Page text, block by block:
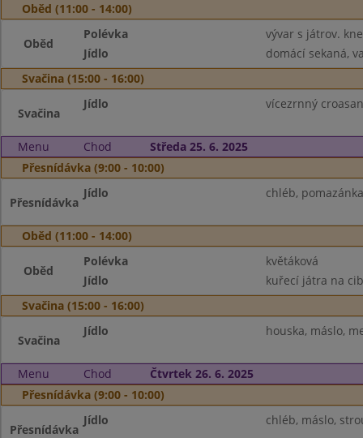
Oběd (11:00 - 14:00)
Oběd
Polévka
vývar s játrov.
Jídlo
domácí sekaná,
Svačina (15:00 - 16:00)
Svačina
Jídlo vícezrnný
Menu Chod
Středa 25. 6. 2025
Přesnídávka (9:00 - 10:00)
Přesnídávka
Jídlo chléb,
Oběd (11:00 - 14:00)
Oběd
Polévka
květáková
Jídlo
kuřecí játra na
Svačina (15:00 - 16:00)
Svačina
Jídlo houska, máslo,
Menu Chod
Čtvrtek 26. 6. 2025
Přesnídávka (9:00 - 10:00)
Přesnídávka
Jídlo chléb, máslo,